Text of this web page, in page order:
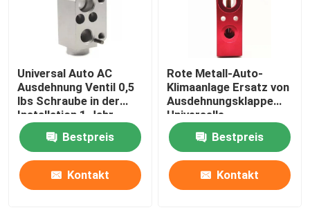
Universal Auto AC
Ausdehnung Ventil 0,5
lbs Schraube in der
Installation 1 Jahr
Garantie
Bestpreis
Kontakt
Rote Metall-Auto-
Klimaanlage Ersatz von
Ausdehnungsklappe
Universelle
Kompatibilität
Bestpreis
Kontakt